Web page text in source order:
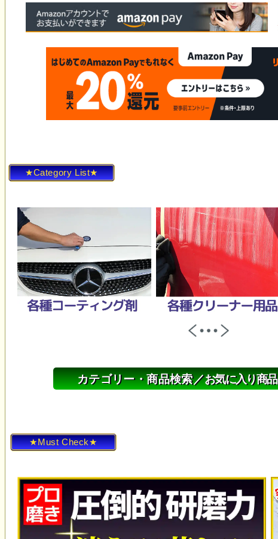
★Category List★
カテゴリー・商品検索／お気に入り商品
★Must Check★